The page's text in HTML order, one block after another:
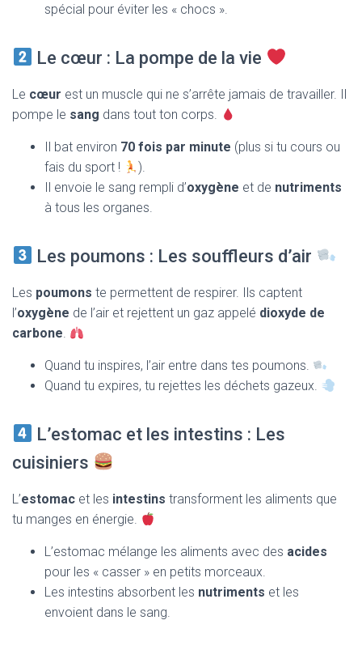
spécial pour éviter les « chocs ».
Le cœur : La pompe de la vie
Le cœur est un muscle qui ne s’arrête jamais de travailler. Il
pompe le sang dans tout ton corps.
Il bat environ 70 fois par minute (plus si tu cours ou
fais du sport !
).
Il envoie le sang rempli d’oxygène et de nutriments
à tous les organes.
Les poumons : Les souffleurs d’air
Les poumons te permettent de respirer. Ils captent
l’oxygène de l’air et rejettent un gaz appelé dioxyde de
carbone.
Quand tu inspires, l’air entre dans tes poumons.
Quand tu expires, tu rejettes les déchets gazeux.
L’estomac et les intestins : Les
cuisiniers
L’estomac et les intestins transforment les aliments que
tu manges en énergie.
L’estomac mélange les aliments avec des acides
pour les « casser » en petits morceaux.
Les intestins absorbent les nutriments et les
envoient dans le sang.